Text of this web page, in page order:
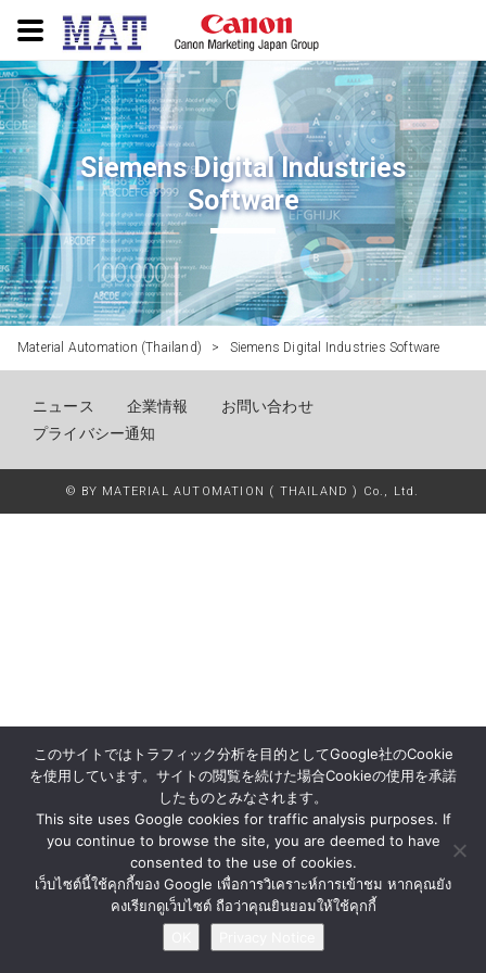
Siemens Digital Industries
Software
Material Automation (Thailand) > Siemens Digital Industries Software
ニュース 企業情報
お問い合わせ
プライバシー通知
© BY MATERIAL AUTOMATION ( THAILAND ) Co., Ltd.
このサイトではトラフィック分析を目的としてGoogle社のCookie
を使用しています。サイトの閲覧を続けた場合Cookieの使用を承諾
したものとみなされます。
This site uses Google cookies for traffic analysis purposes. If
you continue to browse the site, you are deemed to have
consented to the use of cookies.
เว็บไซต์นี้ใช้คุกกี้ของ Google เพื่อการวิเคราะห์การเข้าชม หากคุณยัง
คงเรียกดูเว็บไซต์ ถือว่าคุณยินยอมให้ใช้คุกกี้